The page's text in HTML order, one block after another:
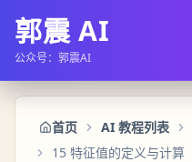
郭震 AI
公众号：郭震AI
首页 AI 教程列表
15 特征值的定义与计算